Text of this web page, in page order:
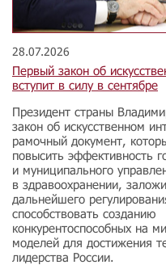
28.07.2026
Первый закон об
вступит в силу в сентябре
Президент страны
закон об искусственном
рамочный документ,
повысить эффективность
и муниципального
в здравоохранении,
дальнейшего
способствовать созданию
конкурентоспособных на
моделей для достижения
лидерства России.